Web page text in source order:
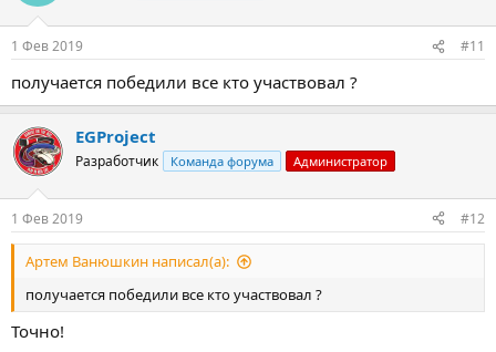
1 Фев 2019 #11
получается победили все кто участвовал ?
EGProject
Разработчик Команда форума Администратор
1 Фев 2019 #12
Артем Ванюшкин написал(а):
получается победили все кто участвовал ?
Точно!